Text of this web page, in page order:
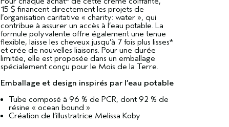
15 $ financent directement les projets de
l’organisation caritative « charity: water », qui
contribue à assurer un accès à l’eau potable. La
formule polyvalente offre également une tenue
flexible, laisse les cheveux jusqu’à 7 fois plus lisses*
et crée de nouvelles liaisons. Pour une durée
limitée, elle est proposée dans un emballage
spécialement conçu pour le Mois de la Terre.
Emballage et design inspirés par l’eau potable
Tube composé à 96 % de PCR, dont 92 % de
résine « ocean bound »
Création de l’illustratrice Melissa Koby